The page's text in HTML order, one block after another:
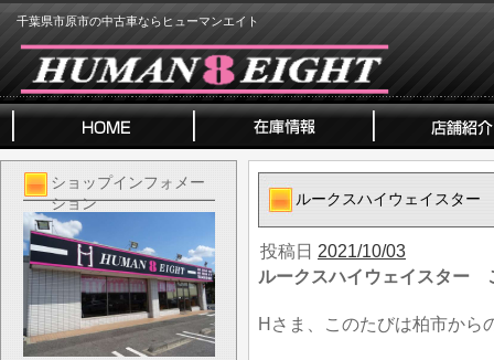
千葉県市原市の中古車ならヒューマンエイト
ショップインフォメー
ション
ルークスハイウェイスタ
投稿日 2021/10/03
ルークスハイウェイスター
Hさま、このたびは柏市から